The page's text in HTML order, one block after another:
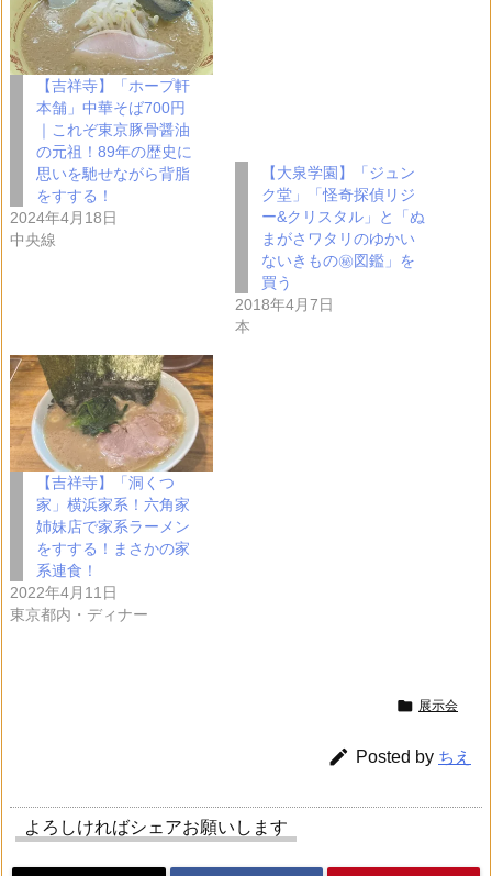
中…
【吉祥寺】「ホープ軒
本舗」中華そば700円
｜これぞ東京豚骨醤油
の元祖！89年の歴史に
思いを馳せながら背脂
をすする！
2024年4月18日
中央線
【大泉学園】「ジュン
ク堂」「怪奇探偵リジ
ー&クリスタル」と「ぬ
まがさワタリのゆかい
ないきもの㊙図鑑」を
買う
2018年4月7日
本
【吉祥寺】「洞くつ
家」横浜家系！六角家
姉妹店で家系ラーメン
をすする！まさかの家
系連食！
2022年4月11日
東京都内・ディナー
 展示会
 Posted by ちえ
よろしければシェアお願いします